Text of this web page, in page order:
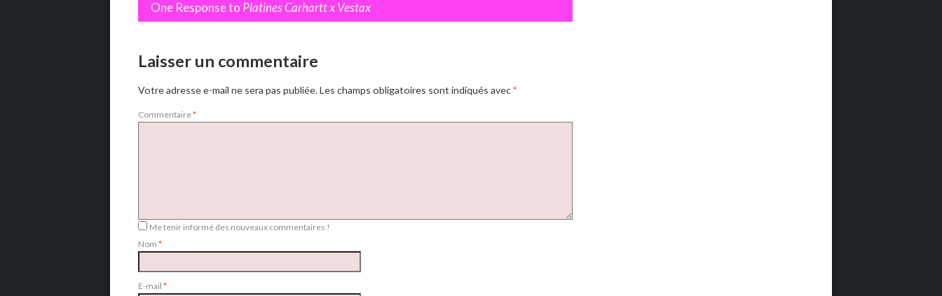
One Response to Platines Carhartt x Vestax
Laisser un commentaire
Votre adresse e-mail ne sera pas publiée.Les champs obligatoires sont indiqués avec*
Commentaire*
Me tenir informé des nouveaux commentaires !
Nom *
E-mail *